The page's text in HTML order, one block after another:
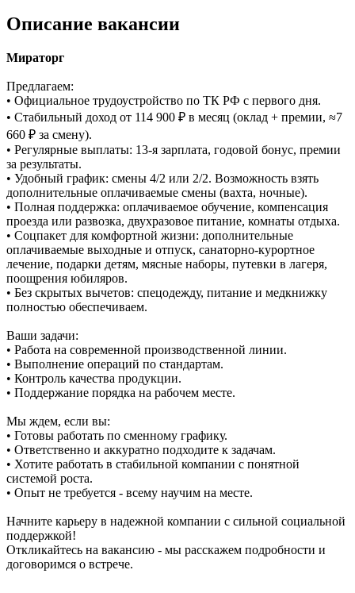
Описание вакансии
Мираторг
Предлагаем:
• Официальное трудоустройство по ТК РФ с первого дня.
• Стабильный доход от 114 900 ₽ в месяц (оклад + премии, ≈7
660 ₽ за смену).
• Регулярные выплаты: 13-я зарплата, годовой бонус, премии
за результаты.
• Удобный график: смены 4/2 или 2/2. Возможность взять
дополнительные оплачиваемые смены (вахта, ночные).
• Полная поддержка: оплачиваемое обучение, компенсация
проезда или развозка, двухразовое питание, комнаты отдыха.
• Соцпакет для комфортной жизни: дополнительные
оплачиваемые выходные и отпуск, санаторно-курортное
лечение, подарки детям, мясные наборы, путевки в лагеря,
поощрения юбиляров.
• Без скрытых вычетов: спецодежду, питание и медкнижку
полностью обеспечиваем.
Ваши задачи:
• Работа на современной производственной линии.
• Выполнение операций по стандартам.
• Контроль качества продукции.
• Поддержание порядка на рабочем месте.
Мы ждем, если вы:
• Готовы работать по сменному графику.
• Ответственно и аккуратно подходите к задачам.
• Хотите работать в стабильной компании с понятной
системой роста.
• Опыт не требуется - всему научим на месте.
Начните карьеру в надежной компании с сильной социальной
поддержкой!
Откликайтесь на вакансию - мы расскажем подробности и
договоримся о встрече.